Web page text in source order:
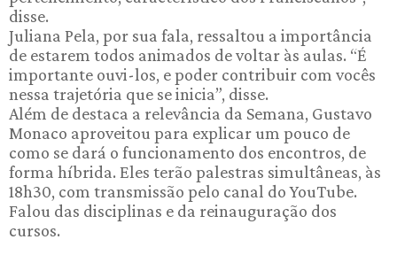
disse.
Juliana Pela, por sua fala, ressaltou a importância
de estarem todos animados de voltar às aulas. “É
importante ouvi-los, e poder contribuir com vocês
nessa trajetória que se inicia”, disse.
Além de destaca a relevância da Semana, Gustavo
Monaco aproveitou para explicar um pouco de
como se dará o funcionamento dos encontros, de
forma híbrida. Eles terão palestras simultâneas, às
18h30, com transmissão pelo canal do YouTube.
Falou das disciplinas e da reinauguração dos
cursos.